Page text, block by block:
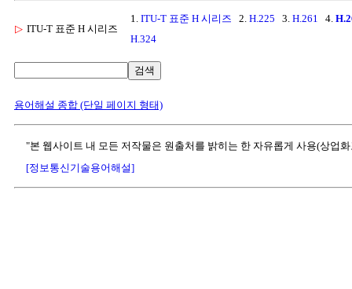
▷ ITU-T 표준 H 시리즈
1. ITU-T 표준 H 시리즈 2. H.225 3. H.261 4.
H.324
검색
용어해설 종합 (단일 페이지 형태)
"본 웹사이트 내 모든 저작물은 원출처를 밝히는 한 자유롭게 사용(상업
[정보통신기술용어해설]